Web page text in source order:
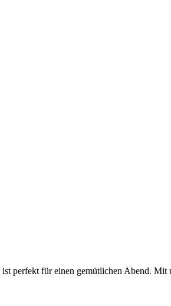
perfekt für einen gemütlichen Abend.